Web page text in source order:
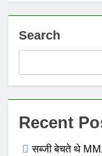
Search
Recent
सब्जी बेचते थे